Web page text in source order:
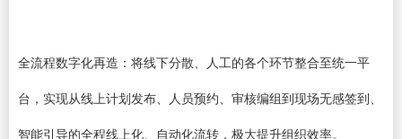
全流程数字化再造：将线下分散、人工的各个环节整合至统一平
台，实现从线上计划发布、人员预约、审核编组到现场无感签到、
智能引导的全程线上化、自动化流转，极大提升组织效率。